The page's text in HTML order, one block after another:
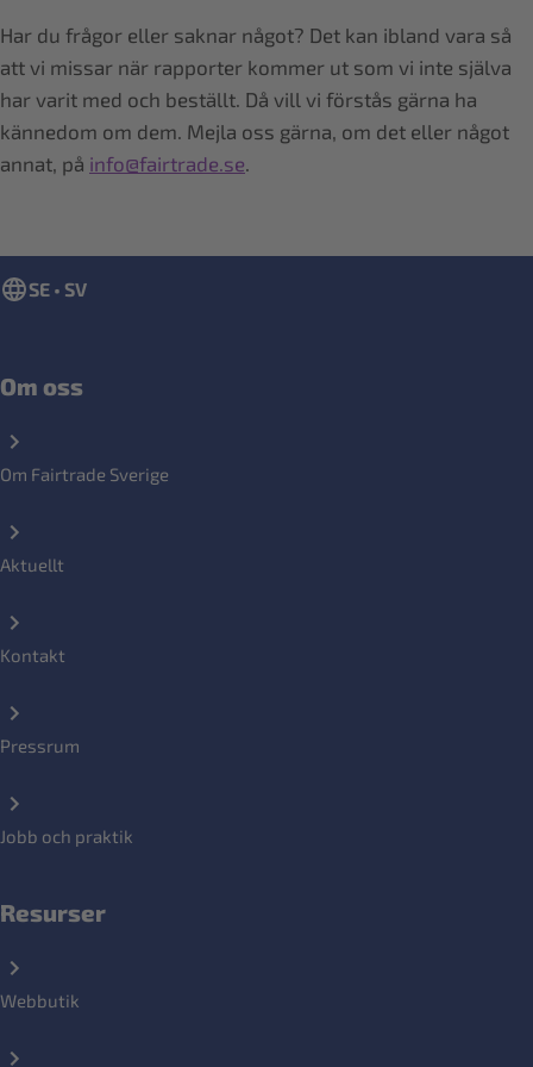
Har du frågor eller saknar något? Det kan ibland vara så
att vi missar när rapporter kommer ut som vi inte själva
har varit med och beställt. Då vill vi förstås gärna ha
kännedom om dem. Mejla oss gärna, om det eller något
annat, på info@fairtrade.se.
SE • SV
Om oss
Om Fairtrade Sverige
Aktuellt
Kontakt
Pressrum
Jobb och praktik
Resurser
Webbutik